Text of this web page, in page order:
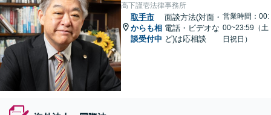
高下謹壱法律事務所
取手市
からも相
談受付中
面談方法(対面・
電話・ビデオな
ど)は応相談
営業時間：00:
00~23:59（土
日祝日）